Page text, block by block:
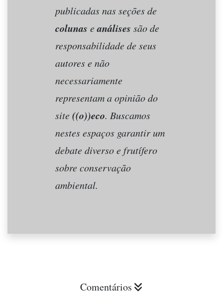
publicadas nas seções de
colunas eanálises são de
responsabilidade de seus
autores e não
necessariamente
representam a opinião do
site((o))eco. Buscamos
nestes espaços garantir um
debate diverso e frutífero
sobre conservação
ambiental.
Comentários